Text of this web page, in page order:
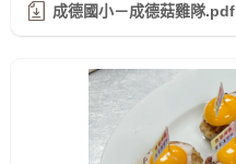
成德國小－成德菇雞隊.pdf